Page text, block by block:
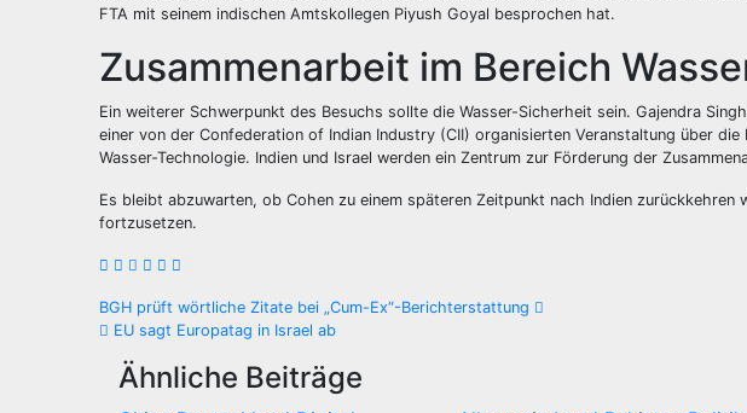
FTA mit seinem indischen Amtskollegen Piyush Goyal besprochen hat.
Zusammenarbeit im Bereich
Ein weiterer Schwerpunkt des Besuchs sollte die Wasser-Sicherheit sein. Gajendra
einer von der Confederation of Indian Industry (CII) organisierten Veranstaltung über
Wasser-Technologie. Indien und Israel werden ein Zentrum zur Förderung der
Es bleibt abzuwarten, ob Cohen zu einem späteren Zeitpunkt nach Indien
fortzusetzen.
Beitragsnavigation
BGH prüft wörtliche Zitate bei „Cum-Ex“-Berichterstattung
EU sagt Europatag in Israel ab
Ähnliche Beiträge